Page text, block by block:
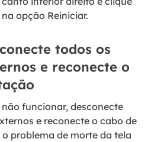
opção Reiniciar.
todos os
e reconecte o
funcionar, desconecte
e reconecte o cabo de
problema de morte da tela